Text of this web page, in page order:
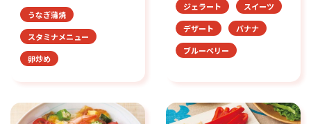
うなぎ蒲焼
スタミナメニュー
卵炒め
ジェラート
スイーツ
デザート
バナナ
ブルーベリー